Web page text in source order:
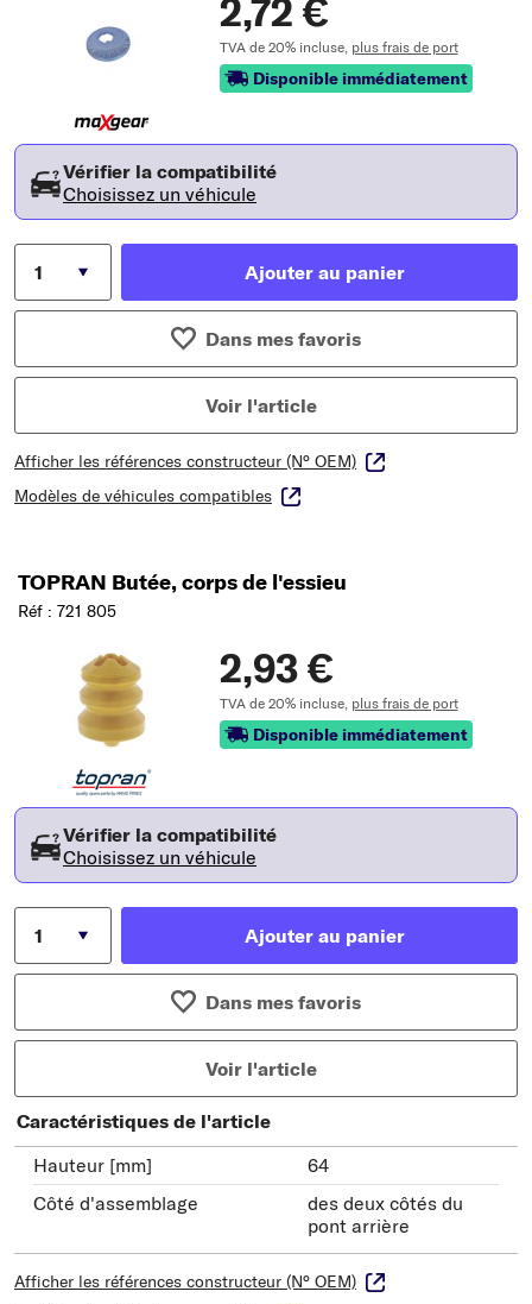
2,72 €
TVA de 20% incluse, plus frais de port
Disponible immédiatement
Vérifier la compatibilité
Choisissez un véhicule
Ajouter au panier
Dans mes favoris
Voir l'article
Afficher les références constructeur (N° OEM)
Modèles de véhicules compatibles
TOPRAN Butée, corps de l'essieu
Réf : 721 805
2,93 €
TVA de 20% incluse, plus frais de port
Disponible immédiatement
Vérifier la compatibilité
Choisissez un véhicule
Ajouter au panier
Dans mes favoris
Voir l'article
Caractéristiques de l'article
Hauteur [mm]
64
Côté d'assemblage
des deux côtés du
pont arrière
Afficher les références constructeur (N° OEM)